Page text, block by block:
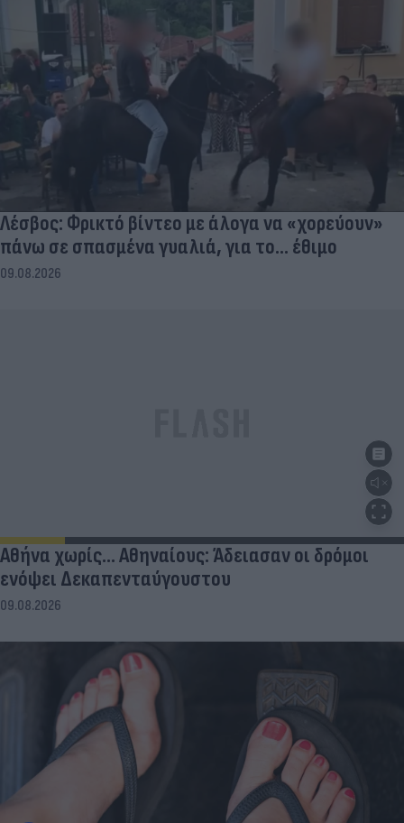
Λέσβος: Φρικτό βίντεο με άλογα να «χορεύουν»
πάνω σε σπασμένα γυαλιά, για το... έθιμο
09.08.2026
Αθήνα χωρίς… Αθηναίους: Άδειασαν οι δρόμοι
ενόψει Δεκαπενταύγουστου
09.08.2026